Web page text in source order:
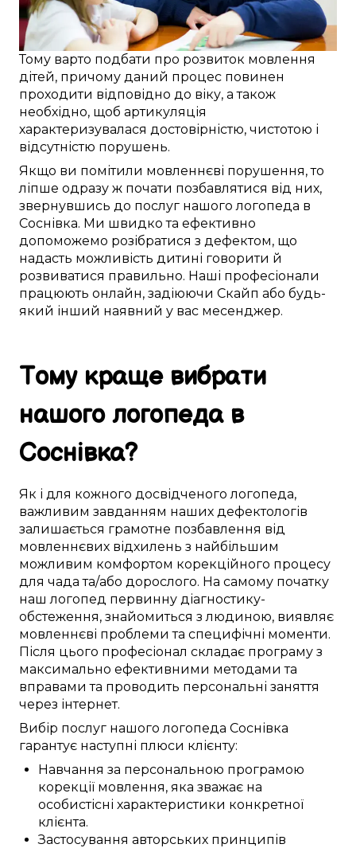
Тому варто подбати про розвиток мовлення
дітей, причому даний процес повинен
проходити відповідно до віку, а також
необхідно, щоб артикуляція
характеризувалася достовірністю, чистотою і
відсутністю порушень.
Якщо ви помітили мовленнєві порушення, то
ліпше одразу ж почати позбавлятися від них,
звернувшись до послуг нашого логопеда в
Соснівка. Ми швидко та ефективно
допоможемо розібратися з дефектом, що
надасть можливість дитині говорити й
розвиватися правильно. Наші професіонали
працюють онлайн, задіюючи Скайп або будь-
який інший наявний у вас месенджер.
Тому кращевибрати
нашого логопеда в
Соснівка?
Як і для кожного досвідченого логопеда,
важливим завданням наших дефектологів
залишається грамотне позбавлення від
мовленнєвих відхилень з найбільшим
можливим комфортом корекційного процесу
для чада та/або дорослого. На самому початку
наш логопед первинну діагностику-
обстеження, знайомиться з людиною, виявляє
мовленнєві проблеми та специфічні моменти.
Після цього професіонал складає програму з
максимально ефективними методами та
вправами та проводить персональні заняття
через інтернет.
Вибір послуг нашого логопеда Соснівка
гарантує наступні плюси клієнту:
Навчання за персональною програмою
корекції мовлення, яка зважає на
особистісні характеристики конкретної
клієнта.
Застосування авторських принципів